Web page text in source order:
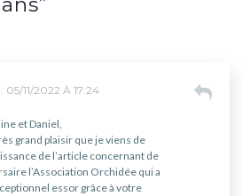
05/11/2022 À 17:24
et Daniel,
grand plaisir que je viens de
de l’article concernant de
l’Association Orchidée qui a
essor grâce à votre